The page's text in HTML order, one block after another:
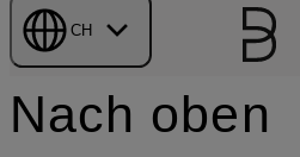
CH
Nach oben